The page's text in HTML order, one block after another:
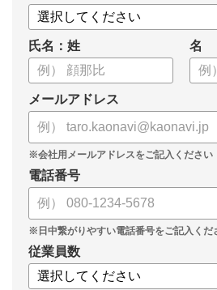
氏名：姓 名
メールアドレス
電話番号
従業員数